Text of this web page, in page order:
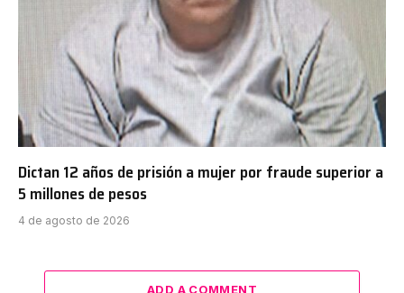
Dictan 12 años de prisión a mujer por fraude superior a
5 millones de pesos
4 de agosto de 2026
ADD A COMMENT